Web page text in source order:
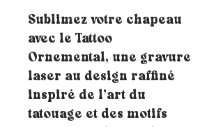
Sublimez votre chapeau
avec le Tattoo
Ornemental, une gravure
laser au design raffiné
inspiré de l’art du
tatouage et des motifs